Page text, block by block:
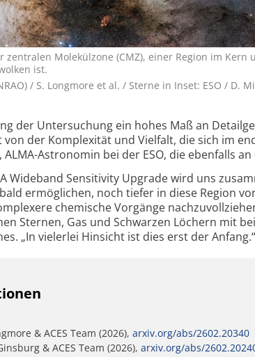
zentralen Molekülzone (CMZ), einer Region im Kern
ist.
/ S. Longmore et al. / Sterne in Inset: ESO / D.
der Untersuchung ein hohes Maß an
der Komplexität und Vielfalt, die sich im
Astronomin bei der ESO, die ebenfalls
Wideband Sensitivity Upgrade wird uns
ermöglichen, noch tiefer in diese Region
chemische Vorgänge
Sternen, Gas und Schwarzen Löchern mit
„In vielerlei Hinsicht ist dies erst der
& ACES Team (2026), arxiv.org/abs/2602.20340
& ACES Team (2026), arxiv.org/abs/